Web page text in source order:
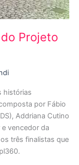
Projeto
histórias
por Fábio
Addriana Cutino
vencedor da
três finalistas que